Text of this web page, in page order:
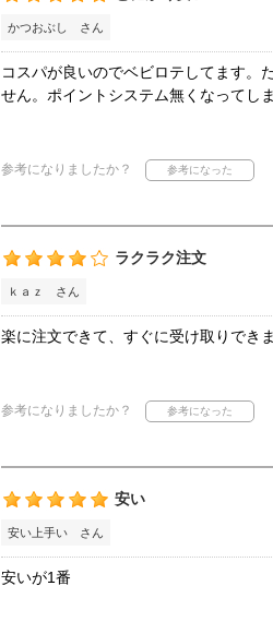
かつおぶし さん
コスパが良いのでベビロテしてます。
せん。ポイントシステム無くなってし
参考になりましたか？
ラクラク注文
ｋａｚ さん
楽に注文できて、すぐに受け取りでき
参考になりましたか？
安い
安い上手い さん
安いが1番